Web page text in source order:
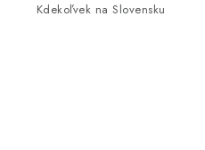
Kdekoľvek na Slovensku